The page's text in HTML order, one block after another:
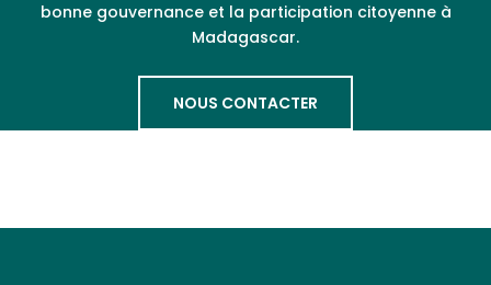
bonne gouvernance et la participation citoyenne à
Madagascar.
NOUS CONTACTER